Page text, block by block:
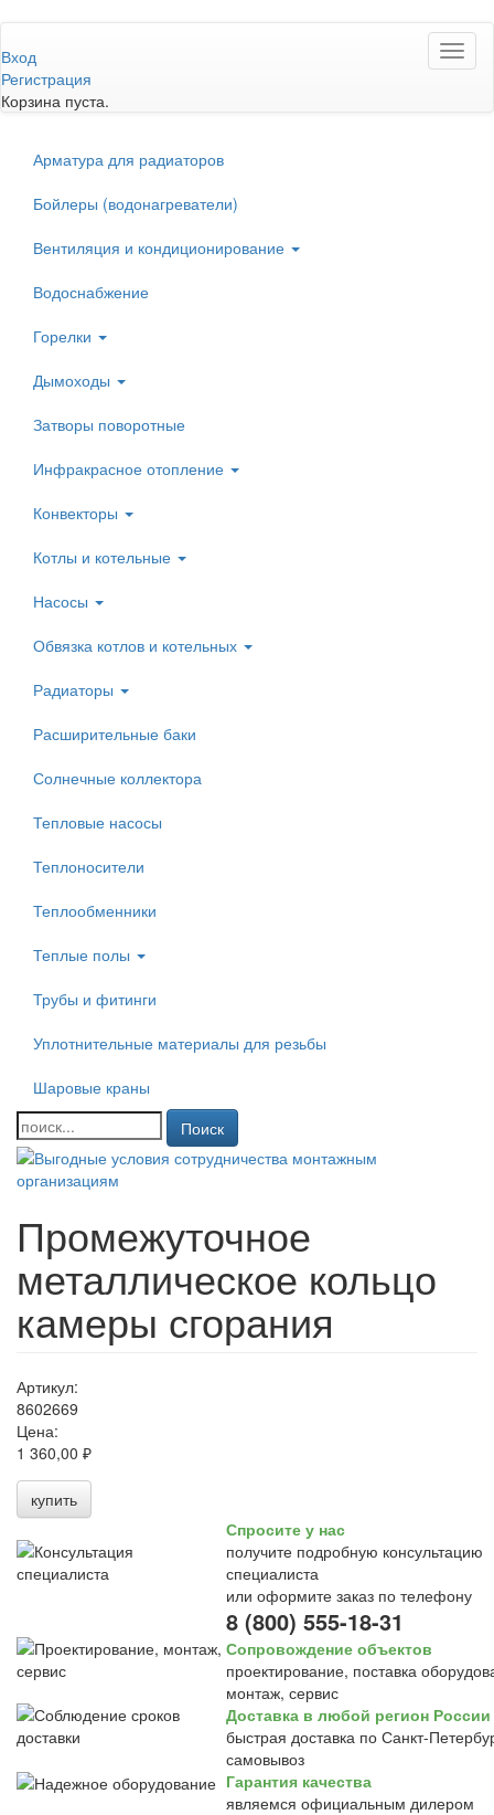
к
основному
содержанию
Вход
Регистрация
Корзина пуста.
Арматура для радиаторов
Бойлеры (водонагреватели)
Вентиляция и кондиционирование
Водоснабжение
Горелки
Дымоходы
Затворы поворотные
Инфракрасное отопление
Конвекторы
Котлы и котельные
Насосы
Обвязка котлов и котельных
Радиаторы
Расширительные баки
Солнечные коллектора
Тепловые насосы
Теплоносители
Теплообменники
Теплые полы
Трубы и фитинги
Уплотнительные материалы для резьбы
Шаровые краны
Поиск
Промежуточное
металлическое кольцо
камеры сгорания
Артикул:
8602669
Цена:
1 360,00 ₽
купить
Спросите у нас
получите подробную консультацию
специалиста
или оформите заказ по телефону
8 (800) 555-18-31
Сопровождение объектов
проектирование, поставка
монтаж, сервис
Доставка в любой регион России
быстрая доставка по Санкт-
самовывоз
Гарантия качества
являемся официальным дилером